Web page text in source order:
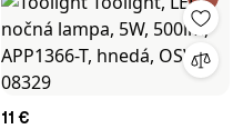
11 €